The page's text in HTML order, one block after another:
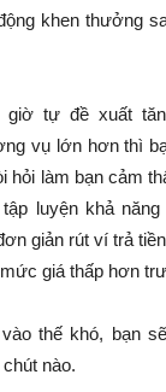
khen thưởng
giờ tự đề xuất
vụ lớn hơn thì
hỏi làm bạn cảm
luyện khả
giản rút ví trả
giá thấp hơn
thế khó, bạn
nào.